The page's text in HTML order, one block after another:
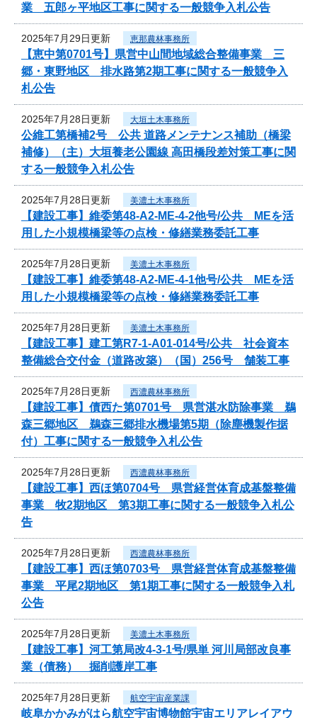
業 五郎ヶ平地区工事に関する一般競争入札公告
2025年7月29日更新 恵那農林事務所
【恵中第0701号】県営中山間地域総合整備事業 三
郷・東野地区 排水路第2期工事に関する一般競争入
札公告
2025年7月28日更新 大垣土木事務所
公維工第橋補2号 公共 道路メンテナンス補助（橋梁
補修）（主）大垣養老公園線 高田橋段差対策工事に関
する一般競争入札公告
2025年7月28日更新 美濃土木事務所
【建設工事】維委第48-A2-ME-4-2他号/公共 MEを活
用した小規模橋梁等の点検・修繕業務委託工事
2025年7月28日更新 美濃土木事務所
【建設工事】維委第48-A2-ME-4-1他号/公共 MEを活
用した小規模橋梁等の点検・修繕業務委託工事
2025年7月28日更新 美濃土木事務所
【建設工事】建工第R7-1-A01-014号/公共 社会資本
整備総合交付金（道路改築）（国）256号 舗装工事
2025年7月28日更新 西濃農林事務所
【建設工事】債西た第0701号 県営湛水防除事業 鵜
森三郷地区 鵜森三郷排水機場第5期（除塵機製作据
付）工事に関する一般競争入札公告
2025年7月28日更新 西濃農林事務所
【建設工事】西ほ第0704号 県営経営体育成基盤整備
事業 牧2期地区 第3期工事に関する一般競争入札公
告
2025年7月28日更新 西濃農林事務所
【建設工事】西ほ第0703号 県営経営体育成基盤整備
事業 平尾2期地区 第1期工事に関する一般競争入札
公告
2025年7月28日更新 美濃土木事務所
【建設工事】河工第局改4-3-1号/県単 河川局部改良事
業（債務） 掘削護岸工事
2025年7月28日更新 航空宇宙産業課
岐阜かかみがはら航空宇宙博物館宇宙エリアレイアウ